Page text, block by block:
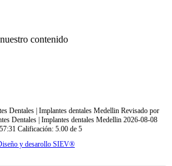
contenido
Dentales | Implantes dentales Medellin Revisado por
Dentales | Implantes dentales Medellin 2026-08-08
Calificación: 5.00 de 5
y desarollo SIEV®